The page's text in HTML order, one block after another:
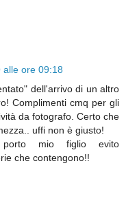
alle ore 09:18
dell'arrivo di un altro
Complimenti cmq per gli
da fotografo. Certo che
uffi non è giusto!
mio figlio evito
che contengono!!